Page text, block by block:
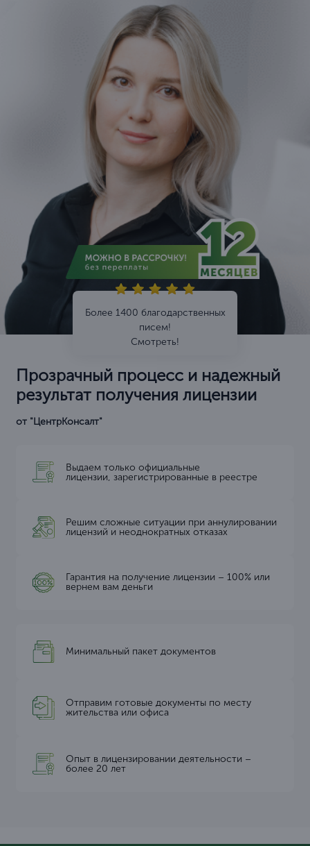
Более 1400 благодарственных
писем!
Смотреть!
Прозрачный процесс и надежный
результат получения лицензии
от "ЦентрКонсалт"
Выдаем только официальные
лицензии, зарегистрированные в реестре
Решим сложные ситуации при аннулировании
лицензий и неоднократных отказах
Гарантия на получение лицензии – 100% или
вернем вам деньги
Минимальный пакет документов
Отправим готовые документы по месту
жительства или офиса
Опыт в лицензировании деятельности –
более 20 лет